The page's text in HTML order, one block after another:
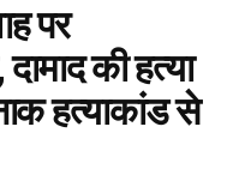
पर
की हत्या
हत्याकांड से